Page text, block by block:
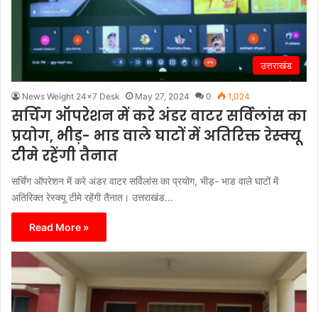
उत्तराखंड
News Weight 24x7 Desk May 27, 2024 0 1,024
सर्चिंग ऑपरेशन में करे अंडर वाटर सर्विलांस का
प्रयोग, भीड़- भाड वाले घाटों में अतिरिक्त रेस्क्यू
टीमे रहेंगी तैनात
सर्चिंग ऑपरेशन में करे अंडर वाटर सर्विलांस का प्रयोग, भीड़- भाड वाले घाटों में
अतिरिक्त रेस्क्यू टीमे रहेंगी तैनात। उत्तराखंड…
Read More »